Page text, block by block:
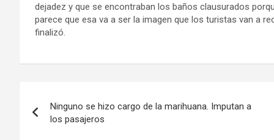
dejadez y que se encontraban los baños clausurados
parece que esa va a ser la imagen que los turistas van a
finalizó.
de
Ninguno se hizo cargo de la marihuana. Imputan a
los pasajeros